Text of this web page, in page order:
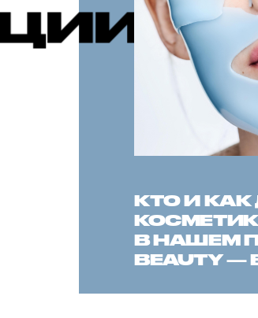
КТО И КАК
В НАШЕМ
BEAUTY